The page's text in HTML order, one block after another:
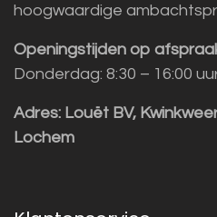
hoogwaardige
Openingstijden op
Donderdag: 8:30 – 16:00
Adres: Louët BV,
Lochem